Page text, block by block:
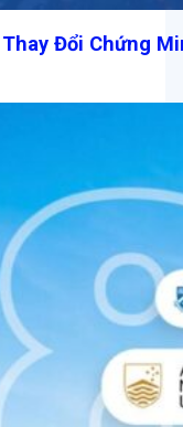
Thay Đổi Chứng